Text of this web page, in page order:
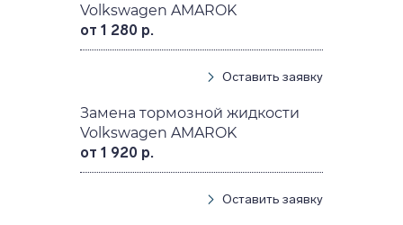
Volkswagen AMAROK
от 1 280 р.
Оставить заявку
Замена тормозной жидкости
Volkswagen AMAROK
от 1 920 р.
Оставить заявку